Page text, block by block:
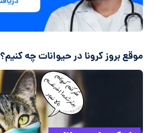
موقع بروز کرونا در حیوانات چه کنیم؟